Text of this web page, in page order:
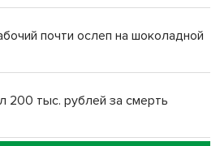
почти ослеп на шоколадной
200 тыс. рублей за смерть